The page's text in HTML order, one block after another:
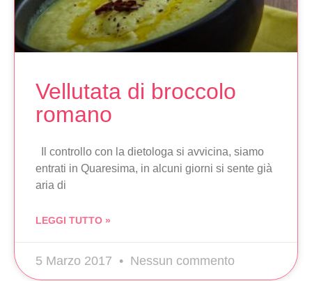
Vellutata di broccolo
romano
Il controllo con la dietologa si avvicina, siamo
entrati in Quaresima, in alcuni giorni si sente già
aria di
LEGGI TUTTO »
5 Marzo 2017 Nessun commento